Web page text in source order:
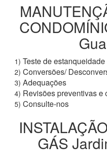
1) Teste de
2) Conversões/
3) Adequações
4) Revisões preventivas e
5) Consulte-nos
GÁS